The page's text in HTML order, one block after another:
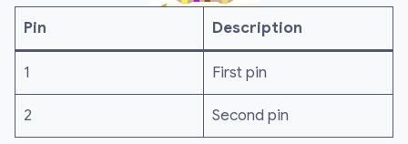
Pin Description
1 First pin
2 Second pin